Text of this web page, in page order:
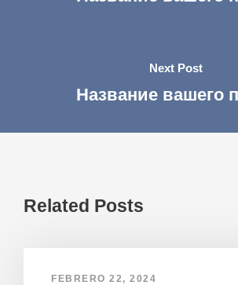
Next Post
Название вашего
Related Posts
FEBRERO 22, 2024